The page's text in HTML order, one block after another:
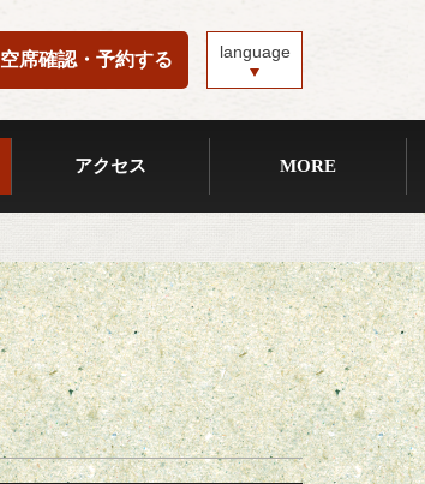
空席確認・予約する language
アクセス MORE